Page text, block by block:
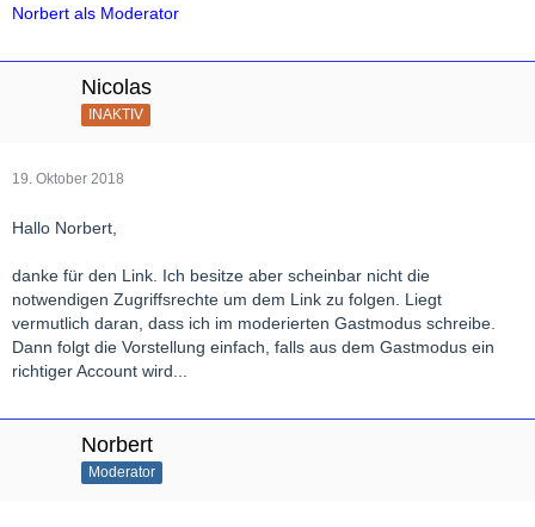
Norbert als Moderator
Nicolas
INAKTIV
19. Oktober 2018
Hallo Norbert,
danke für den Link. Ich besitze aber scheinbar nicht die
notwendigen Zugriffsrechte um dem Link zu folgen. Liegt
vermutlich daran, dass ich im moderierten Gastmodus schreibe.
Dann folgt die Vorstellung einfach, falls aus dem Gastmodus ein
richtiger Account wird...
Norbert
Moderator